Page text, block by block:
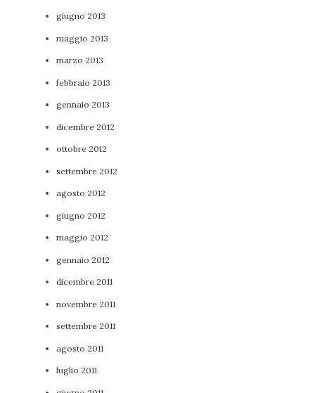
giugno 2013
maggio 2013
marzo 2013
febbraio 2013
gennaio 2013
dicembre 2012
ottobre 2012
settembre 2012
agosto 2012
giugno 2012
maggio 2012
gennaio 2012
dicembre 2011
novembre 2011
settembre 2011
agosto 2011
luglio 2011